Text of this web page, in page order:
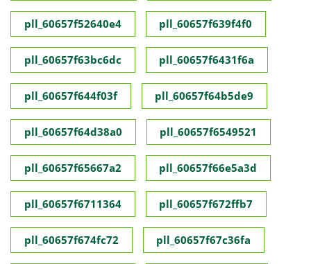
pll_60657f52640e4 pll_60657f639f4f0
pll_60657f63bc6dc pll_60657f6431f6a
pll_60657f644f03f pll_60657f64b5de9
pll_60657f64d38a0 pll_60657f6549521
pll_60657f65667a2 pll_60657f66e5a3d
pll_60657f6711364 pll_60657f672ffb7
pll_60657f674fc72 pll_60657f67c36fa